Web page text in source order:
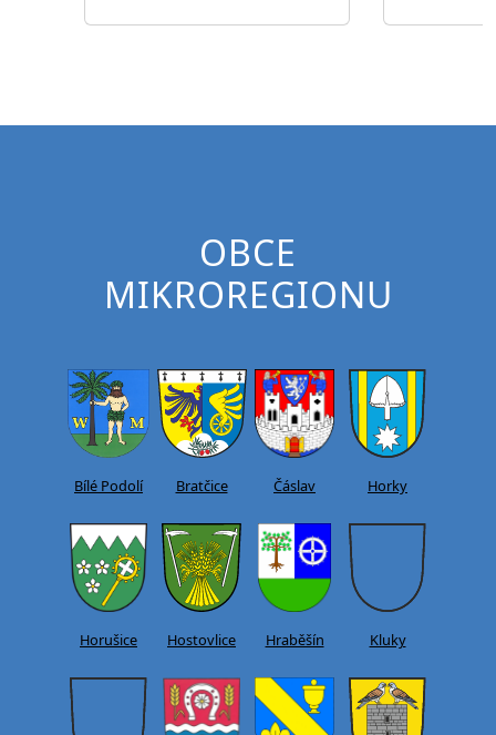
OBCE
MIKROREGIONU
Bílé Podolí Bratčice Čáslav Horky
Horušice Hostovlice Hraběšín Kluky